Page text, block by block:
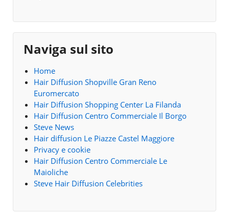
Naviga sul sito
Home
Hair Diffusion Shopville Gran Reno
Euromercato
Hair Diffusion Shopping Center La Filanda
Hair Diffusion Centro Commerciale Il Borgo
Steve News
Hair diffusion Le Piazze Castel Maggiore
Privacy e cookie
Hair Diffusion Centro Commerciale Le
Maioliche
Steve Hair Diffusion Celebrities